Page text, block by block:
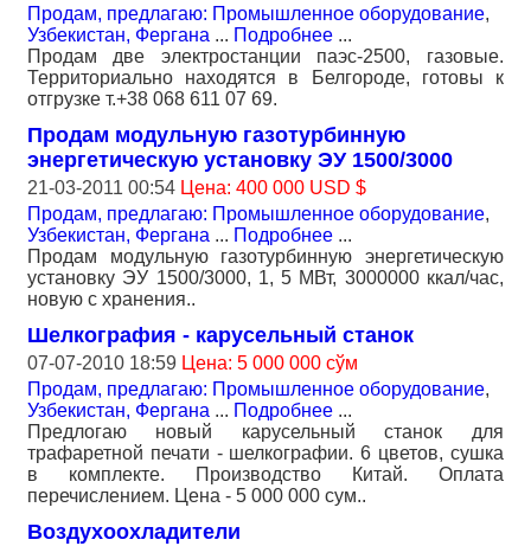
Продам, предлагаю: Промышленное оборудование,
Узбекистан, Фергана ... Подробнее ...
Продам две электростанции паэс-2500, газовые.
Территориально находятся в Белгороде, готовы к
отгрузке т.+38 068 611 07 69.
Продам модульную газотурбинную
энергетическую установку ЭУ 1500/3000
21-03-2011 00:54 Цена: 400 000 USD $
Продам, предлагаю: Промышленное оборудование,
Узбекистан, Фергана ... Подробнее ...
Продам модульную газотурбинную энергетическую
установку ЭУ 1500/3000, 1, 5 МВт, 3000000 ккал/час,
новую с хранения..
Шелкография - карусельный станок
07-07-2010 18:59 Цена: 5 000 000 сўм
Продам, предлагаю: Промышленное оборудование,
Узбекистан, Фергана ... Подробнее ...
Предлогаю новый карусельный станок для
трафаретной печати - шелкографии. 6 цветов, сушка
в комплекте. Производство Китай. Оплата
перечислением. Цена - 5 000 000 сум..
Воздухоохладители